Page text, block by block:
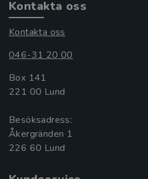
Kontakta oss
Kontakta oss
046-31 20 00
Box 141
221 00 Lund
Besöksadress:
Åkergränden 1